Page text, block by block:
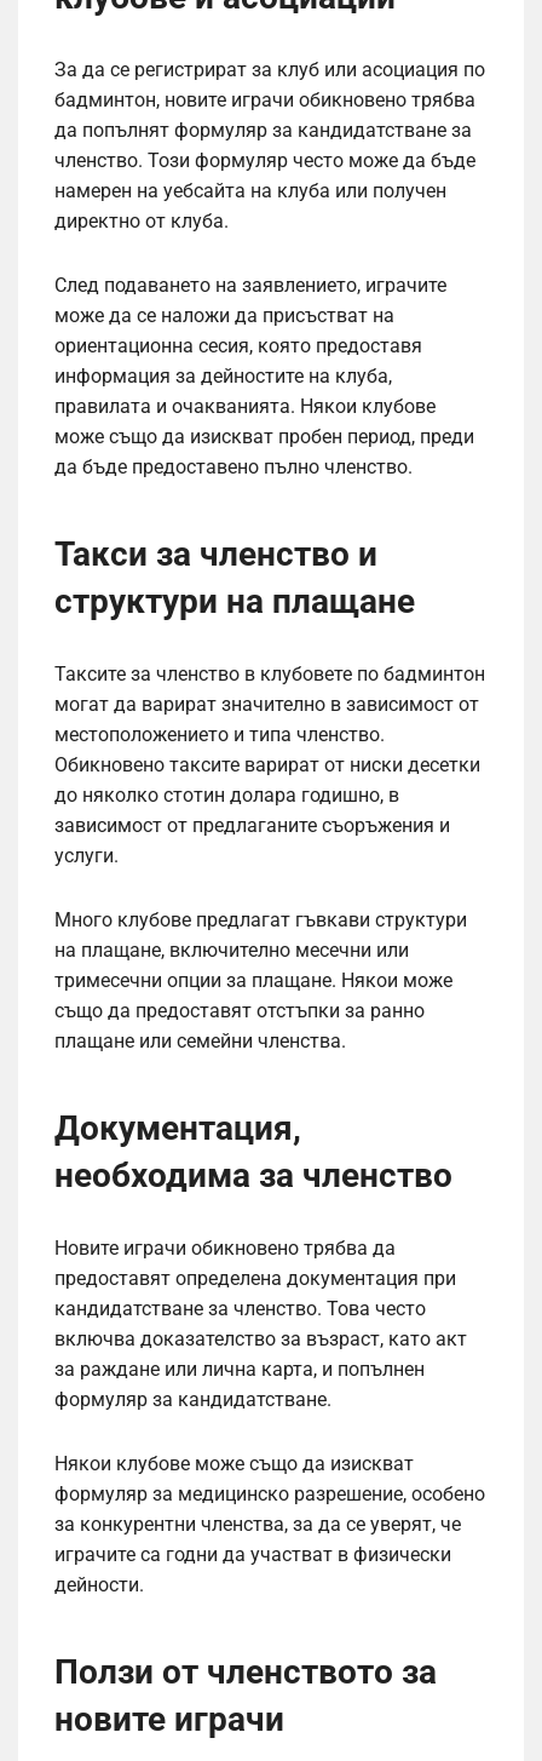
За да се регистрират за клуб или асоциация по
бадминтон, новите играчи обикновено трябва
да попълнят формуляр за кандидатстване за
членство. Този формуляр често може да бъде
намерен на уебсайта на клуба или получен
директно от клуба.
След подаването на заявлението, играчите
може да се наложи да присъстват на
ориентационна сесия, която предоставя
информация за дейностите на клуба,
правилата и очакванията. Някои клубове
може също да изискват пробен период, преди
да бъде предоставено пълно членство.
Такси за членство и
структури на плащане
Таксите за членство в клубовете по бадминтон
могат да варират значително в зависимост от
местоположението и типа членство.
Обикновено таксите варират от ниски десетки
до няколко стотин долара годишно, в
зависимост от предлаганите съоръжения и
услуги.
Много клубове предлагат гъвкави структури
на плащане, включително месечни или
тримесечни опции за плащане. Някои може
също да предоставят отстъпки за ранно
плащане или семейни членства.
Документация,
необходима за членство
Новите играчи обикновено трябва да
предоставят определена документация при
кандидатстване за членство. Това често
включва доказателство за възраст, като акт
за раждане или лична карта, и попълнен
формуляр за кандидатстване.
Някои клубове може също да изискват
формуляр за медицинско разрешение, особено
за конкурентни членства, за да се уверят, че
играчите са годни да участват в физически
дейности.
Ползи от членството за
новите играчи